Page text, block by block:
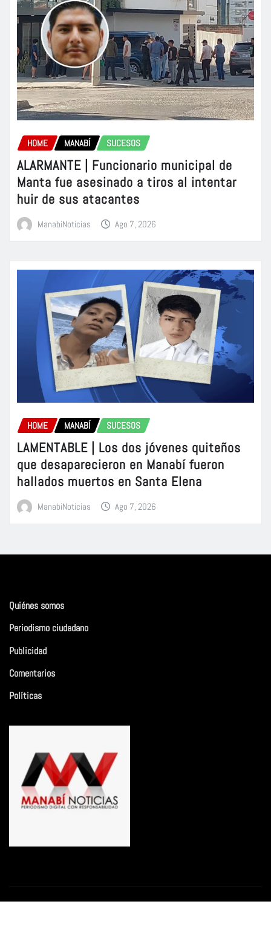
HOME MANABÍ SUCESOS
ALARMANTE | Funcionario municipal de
Manta fue asesinado a tiros al intentar
huir de sus atacantes
ManabiNoticias Ago 7, 2026
HOME MANABÍ SUCESOS
LAMENTABLE | Los dos jóvenes quiteños
que desaparecieron en Manabí fueron
hallados muertos en Santa Elena
ManabiNoticias Ago 7, 2026
Quiénes somos
Periodismo ciudadano
Publicidad
Comentarios
Políticas